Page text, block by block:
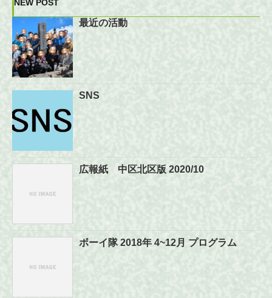
NEW POST
最近の活動
SNS
広報紙 中区北区版 2020/10
ボーイ隊 2018年 4~12月 プログラム